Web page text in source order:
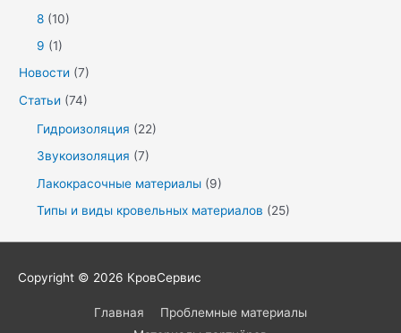
8 (10)
9 (1)
Новости (7)
Статьи (74)
Гидроизоляция (22)
Звукоизоляция (7)
Лакокрасочные материалы (9)
Типы и виды кровельных материалов (25)
Copyright © 2026 КровСервис
Главная
Проблемные материалы